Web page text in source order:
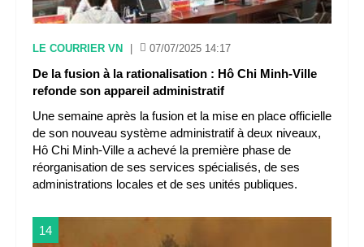
LE COURRIER VN 07/07/2025 14:17
De la fusion à la rationalisation : Hô Chi Minh-Ville
refonde son appareil administratif
Une semaine après la fusion et la mise en place officielle
de son nouveau système administratif à deux niveaux,
Hô Chi Minh-Ville a achevé la première phase de
réorganisation de ses services spécialisés, de ses
administrations locales et de ses unités publiques.
14